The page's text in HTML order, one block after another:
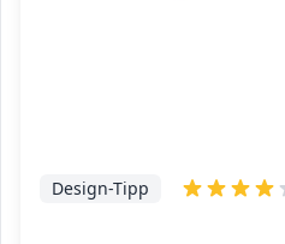
Design-Tipp